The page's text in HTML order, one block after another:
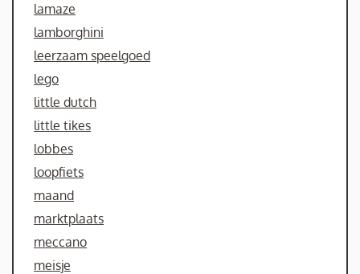
lamaze
lamborghini
leerzaam speelgoed
lego
little dutch
little tikes
lobbes
loopfiets
maand
marktplaats
meccano
meisje